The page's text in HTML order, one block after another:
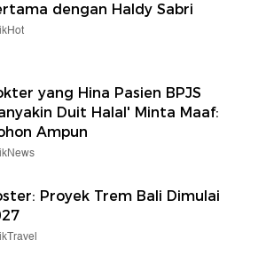
dengan Haldy Sabri
yang Hina Pasien BPJS
Duit Halal' Minta Maaf:
Ampun
Proyek Trem Bali Dimulai